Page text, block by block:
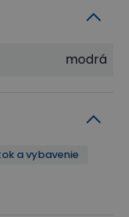
modrá
a vybavenie